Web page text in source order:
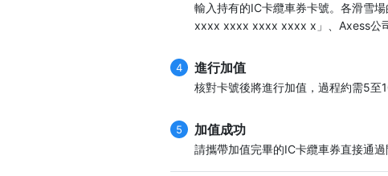
輸入持有的IC卡纜車券卡號。各滑雪
xxxx xxxx xxxx xxxx x」、Axess公
4 進行加值
核對卡號後將進行加值，過程約需5至
5 加值成功
請攜帶加值完畢的IC卡纜車券直接通過